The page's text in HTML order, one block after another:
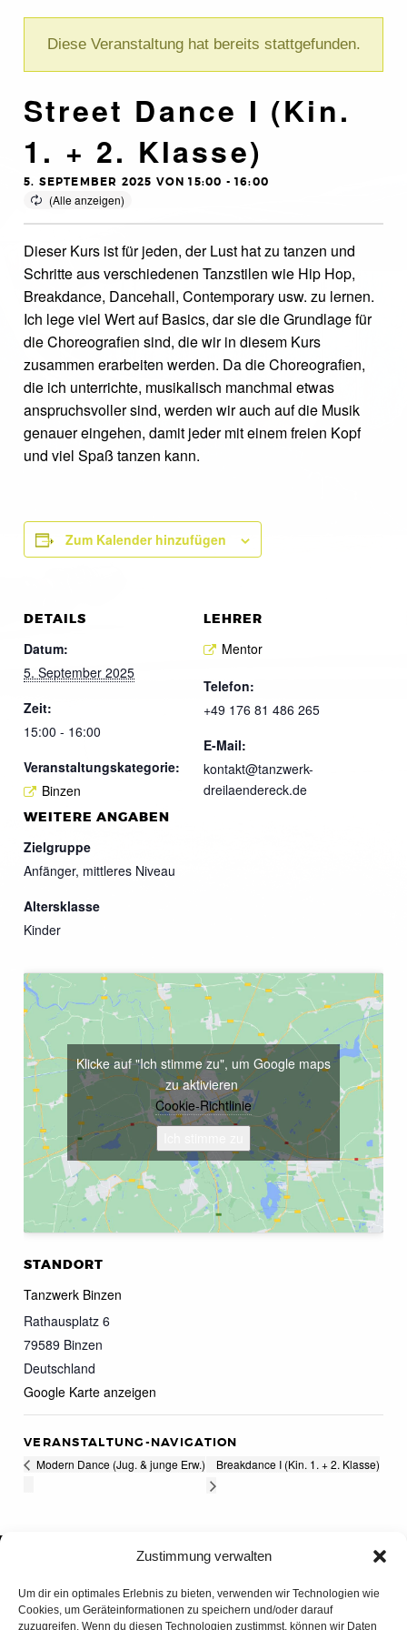
Zustimmung verwalten
Um dir ein optimales Erlebnis zu bieten, verwenden wir Technologien wie
Cookies, um Geräteinformationen zu speichern und/oder darauf
zuzugreifen. Wenn du diesen Technologien zustimmst, können wir Daten
Diese Veranstaltung hat bereits stattgefunden.
Street Dance I (Kin.
1. + 2. Klasse)
5. SEPTEMBER 2025 VON 15:00 -16:00
Dieser Kurs ist für jeden, der Lust hat zu tanzen und
Schritte aus verschiedenen Tanzstilen wie Hip Hop,
Breakdance, Dancehall, Contemporary usw. zu lernen.
Ich lege viel Wert auf Basics, dar sie die Grundlage für
die Choreografien sind, die wir in diesem Kurs
zusammen erarbeiten werden. Da die Choreografien,
die ich unterrichte, musikalisch manchmal etwas
anspruchsvoller sind, werden wir auch auf die Musik
genauer eingehen, damit jeder mit einem freien Kopf
und viel Spaß tanzen kann.
Zum Kalender hinzufügen
DETAILS
Datum:
5. September 2025
Zeit:
15:00 - 16:00
Veranstaltungskategorie:
Binzen
LEHRER
Mentor
Telefon:
+49 176 81 486 265
E-Mail:
kontakt@tanzwerk-
dreilaendereck.de
WEITERE ANGABEN
Zielgruppe
Anfänger, mittleres Niveau
Altersklasse
Kinder
STANDORT
Tanzwerk Binzen
Rathausplatz 6
79589 Binzen
Deutschland
Google Karte anzeigen
Klicke auf "Ich stimme zu", um Google maps
zu aktivieren
Cookie-Richtlinie
VERANSTALTUNG-NAVIGATION
Modern Dance (Jug. & junge Erw.) Breakdance I (Kin. 1. + 2. Klasse)